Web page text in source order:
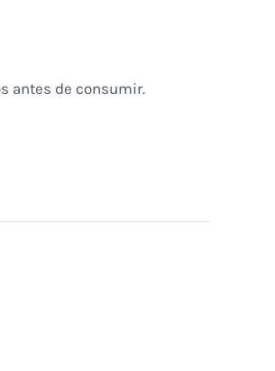
antes de consumir.